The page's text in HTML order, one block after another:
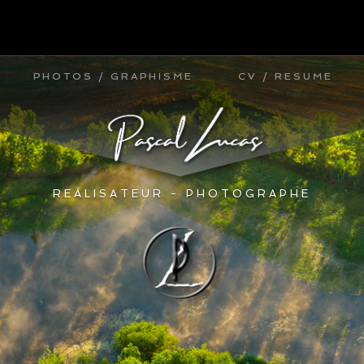
PHOTOS / GRAPHISME CV / RESUME
REALISATEUR - PHOTOGRAPHE
PHOTOS / GRAPHISME CV / RESUME